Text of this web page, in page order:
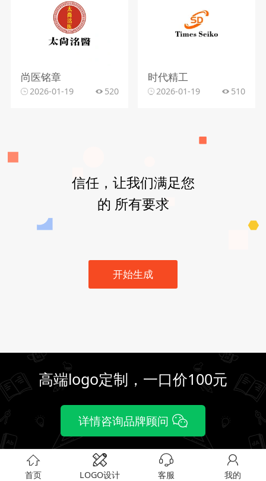
尚医铭章
2026-01-19 520
时代精工
2026-01-19 510
信任，让我们满足您
的 所有要求
开始生成
高端logo定制，一口价100元
详情咨询品牌顾问
首页 LOGO设计 客服 我的